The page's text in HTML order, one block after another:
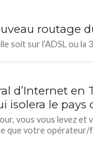
routage
soit sur l’ADSL ou la
d’Internet en
isolera le pays
vous vous levez
que votre opérateur/